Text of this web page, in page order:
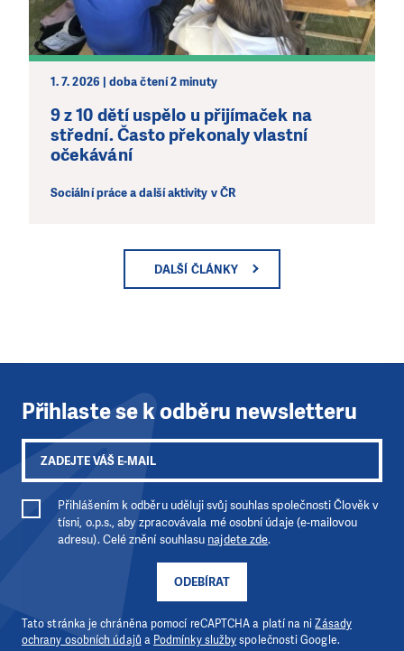
1. 7. 2026 | doba čtení 2 minuty
9 z 10 dětí uspělo u přijímaček na
střední. Často překonaly vlastní
očekávání
Sociální práce a další aktivity v ČR
DALŠÍ ČLÁNKY
Přihlaste se k odběru newsletteru
ODEBÍRAT
Přihlášením k odběru uděluji svůj souhlas společnosti Člověk v
tísni, o.p.s., aby zpracovávala mé osobní údaje (e-mailovou
adresu). Celé znění souhlasu najdete zde.
Tato stránka je chráněna pomocí reCAPTCHA a platí na niZásady
ochrany osobních údajů a Podmínky službyspolečnosti Google.